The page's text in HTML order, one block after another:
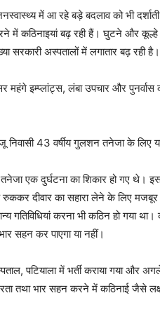
में आ रहे बड़े बदलाव को भी
में कठिनाइयां बढ़ रही हैं। घुटने और
सरकारी अस्पतालों में लगातार बढ़ रही है।
महंगे इम्प्लांट्स, लंबा उपचार और पुनर्वास
43 वर्षीय गुलशन तनेजा के लिए
एक दुर्घटना का शिकार हो गए थे।
रुककर दीवार का सहारा लेने के लिए
गतिविधियां करना भी कठिन हो गया
सहन कर पाएगा या नहीं।
पटियाला में भर्ती कराया गया और
तथा भार सहन करने में कठिनाई जैसे